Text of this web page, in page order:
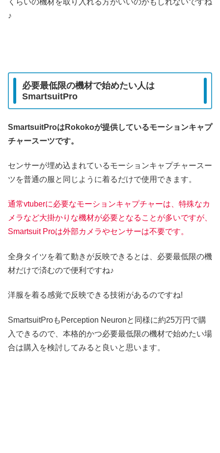
くらいの機材を取り入れる方がいいのかもしれないですね
♪
必要最低限の機材で始めたい人は
SmartsuitPro
SmartsuitProはRokokoが提供しているモーションキャプ
チャースーツです。
センサーが埋め込まれているモーションキャプチャースー
ツを普通の服と同じように着るだけで使用できます。
通常vtuberに必要なモーションキャプチャーは、特殊なカ
メラなど大掛かりな機材が必要となることが多いですが、
Smartsuit Proは外部カメラやセンサーは不要です。
全身タイツを着て動きが反映できるとは、必要最低限の機
材だけで済むので便利ですね♪
洋服を着る感覚で反映できる技術があるのですね!
SmartsuitProもPerception Neuronと同様に約25万円で購
入できるので、本格的かつ必要最低限の機材で始めたい場
合は購入を検討してみると良いと思います。